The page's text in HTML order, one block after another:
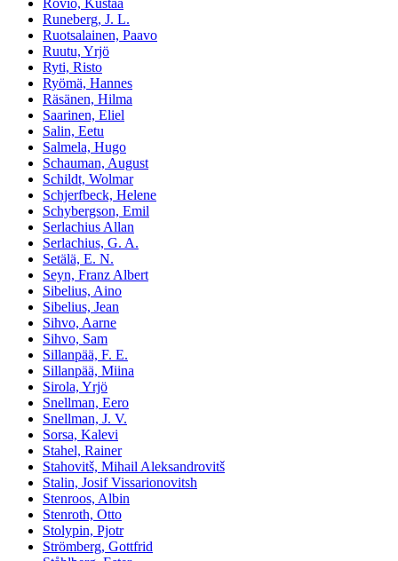
Rovio, Kustaa
Runeberg, J. L.
Ruotsalainen, Paavo
Ruutu, Yrjö
Ryti, Risto
Ryömä, Hannes
Räsänen, Hilma
Saarinen, Eliel
Salin, Eetu
Salmela, Hugo
Schauman, August
Schildt, Wolmar
Schjerfbeck, Helene
Schybergson, Emil
Serlachius Allan
Serlachius, G. A.
Setälä, E. N.
Seyn, Franz Albert
Sibelius, Aino
Sibelius, Jean
Sihvo, Aarne
Sihvo, Sam
Sillanpää, F. E.
Sillanpää, Miina
Sirola, Yrjö
Snellman, Eero
Snellman, J. V.
Sorsa, Kalevi
Stahel, Rainer
Stahovitš, Mihail Aleksandrovitš
Stalin, Josif Vissarionovitsh
Stenroos, Albin
Stenroth, Otto
Stolypin, Pjotr
Strömberg, Gottfrid